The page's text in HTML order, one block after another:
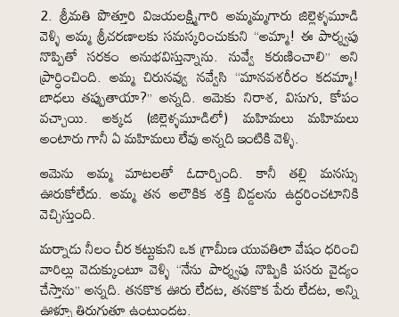
2. శ్రీమతి పొత్తూరి విజయలక్ష్మిగారి అమ్మమ్మగారు జిల్లెళ్ళమూడి
వెళ్ళి అమ్మ శ్రీచరణాలకు సమస్కరించుకుని “అమ్మా! ఈ పార్శ్వపు
నొప్పితో సరకం అనుభవిస్తున్నాను. నువ్వే కరుణించాలి” అని
ప్రార్ధించింది. అమ్మ చిరునవ్వు నవ్వేసి “మానవశరీరం కదమ్మా!
బాధలు తప్పుతాయా?” అన్నది. ఆమెకు నిరాశ, విసుగు, కోపం
వచ్చాయి. అక్కడ (జిల్లెళ్ళమూడిలో) మహిమలు మహిమలు
అంటారు గానీ ఏ మహిమలు లేవు అన్నది ఇంటికి వెళ్ళి.
ఆమెను అమ్మ మాటలతో ఓదార్చింది. కానీ తల్లి మనస్సు
ఊరుకోలేదు. అమ్మ తన అలౌకిక శక్తి బిడ్డలను ఉద్ధరించటానికి
వెచ్చిస్తుంది.
మర్నాడు నీలం చీర కట్టుకుని ఒక గ్రామీణ యువతిలా వేషం ధరించి
వారిల్లు వెదుక్కుంటూ వెళ్ళి “నేను పార్శ్వపు నొప్పికి పసరు వైద్యం
చేస్తాను” అన్నది. తనకొక ఊరు లేదట, తనకొక పేరు లేదట, అన్ని
ఊళ్ళూ తిరుగుతూఉంటుందట.